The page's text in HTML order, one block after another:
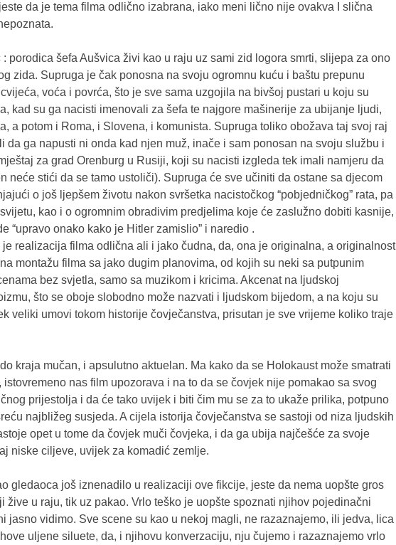
da je tema filma odlično izabrana, iako meni lično nije ovakva I slična
: porodica šefa Aušvica živi kao u raju uz sami zid logora smrti, slijepa za ono
zida. Supruga je čak ponosna na svoju ogromnu kuću i baštu prepunu
voća i povrća, što je sve sama uzgojila na bivšoj pustari u koju su
kad su ga nacisti imenovali za šefa te najgore mašinerije za ubijanje ljudi,
a potom i Roma, i Slovena, i komunista. Supruga toliko obožava taj svoj raj
da ga napusti ni onda kad njen muž, inače i sam ponosan na svoju službu i
za grad Orenburg u Rusiji, koji su nacisti izgleda tek imali namjeru da
neće stići da se tamo ustoliči). Supruga će sve učiniti da ostane sa djecom
o još ljepšem životu nakon svršetka nacistočkog “pobjedničkog” rata, pa
kao i o ogromnim obradivim predjelima koje će zaslužno dobiti kasnije,
“upravo onako kako je Hitler zamislio” i naredio .
je realizacija filma odlična ali i jako čudna, da, ona je originalna, a originalnost
montažu filma sa jako dugim planovima, od kojih su neki sa putpunim
bez svjetla, samo sa muzikom i kricima. Akcenat na ljudskoj
što se oboje slobodno može nazvati i ljudskom bijedom, a na koju su
veliki umovi tokom historije čovječanstva, prisutan je sve vrijeme koliko traje
kraja mučan, i apsulutno aktuelan. Ma kako da se Holokaust može smatrati
nas film upozorava i na to da se čovjek nije pomakao sa svog
prijestolja i da će tako uvijek i biti čim mu se za to ukaže prilika, potpuno
najbližeg susjeda. A cijela istorija čovječanstva se sastoji od niza ljudskih
opet u tome da čovjek muči čovjeka, i da ga ubija najčešće za svoje
niske ciljeve, uvijek za komadić zemlje.
gledaoca još iznenadilo u realizaciji ove fikcije, jeste da nema uopšte gros
žive u raju, tik uz pakao. Vrlo teško je uopšte spoznati njihov pojedinačni
jasno vidimo. Sve scene su kao u nekoj magli, ne razaznajemo, ili jedva, lica
uljene siluete, da, i njihovu konverzaciju, nju čujemo i razaznajemo vrlo